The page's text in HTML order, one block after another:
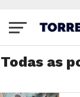
Todas as